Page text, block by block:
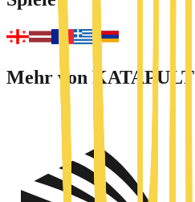
Mehr von KATAPULT